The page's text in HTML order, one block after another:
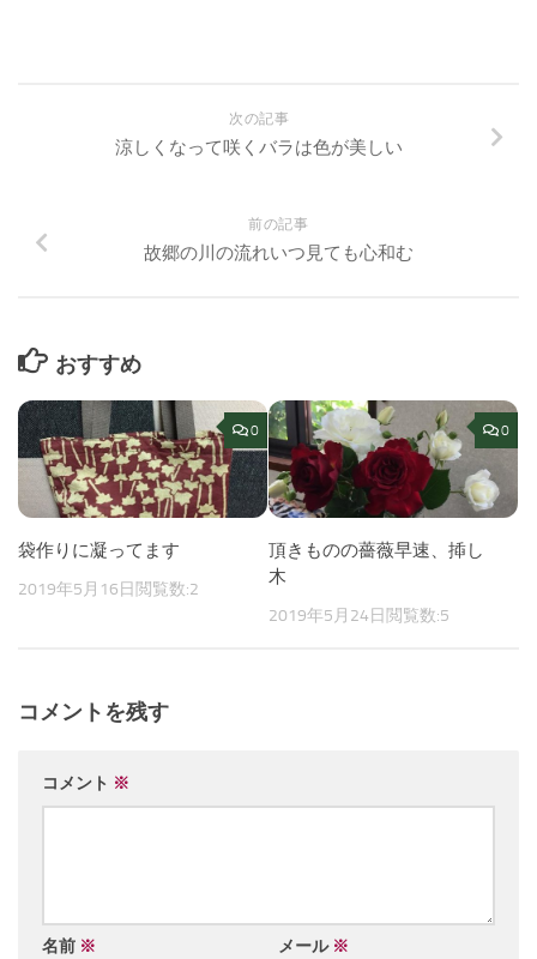
次の記事
涼しくなって咲くバラは色が美しい
前の記事
故郷の川の流れいつ見ても心和む
おすすめ
0
袋作りに凝ってます
2019年5月16日 閲覧数:2
0
頂きものの薔薇早速、揷し
木
2019年5月24日 閲覧数:5
コメントを残す
コメント ※
名前 ※ メール ※